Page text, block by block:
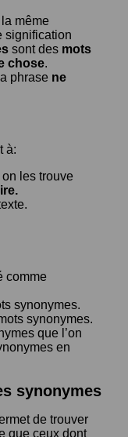
même
signification
sont des mots
chose.
phrase ne
à:
on les trouve
comme
synonymes.
synonymes.
que l’on
en
synonymes
de trouver
que ceux dont